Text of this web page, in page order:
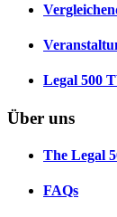
Legal 500
Über uns
The Legal
FAQs